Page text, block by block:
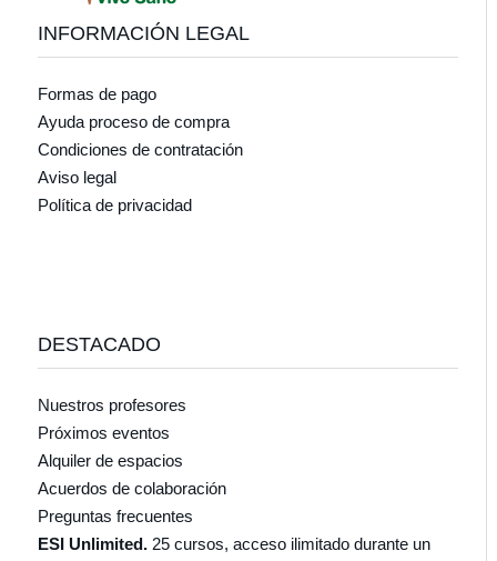
INFORMACIÓN LEGAL
Formas de pago
Ayuda proceso de compra
Condiciones de contratación
Aviso legal
Política de privacidad
DESTACADO
Nuestros profesores
Próximos eventos
Alquiler de espacios
Acuerdos de colaboración
Preguntas frecuentes
ESI Unlimited. 25 cursos, acceso ilimitado durante un